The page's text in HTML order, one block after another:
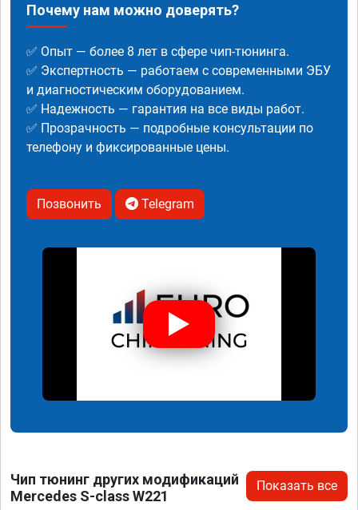
Почему нам можно доверять?
✅ Опыт — более 8 лет в сфере чип-тюнинга.
✅ Экспертность — работаем с современными ЭБУ
и диагностическим оборудованием.
✅ Надежность — гарантия на все виды работ.
✅ Прозрачность — подробные консультации по
телефону и фиксированные цены.
Позвонить Telegram
Чип тюнинг других модификаций
Mercedes S-class W221
Показать все